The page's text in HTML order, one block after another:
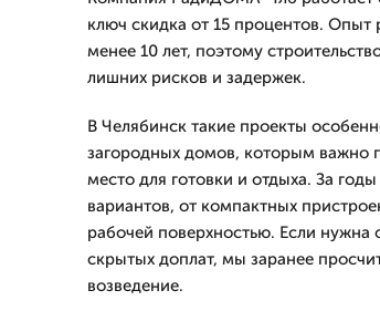
ключ скидка от 15 процентов.
менее 10 лет, поэтому
лишних рисков и задержек.
В Челябинск такие проекты
загородных домов, которым важно
место для готовки и отдыха. За
вариантов, от компактных
рабочей поверхностью. Если нужна
скрытых доплат, мы заранее
возведение.